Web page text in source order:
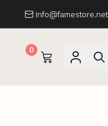
Info@famestore.net
0